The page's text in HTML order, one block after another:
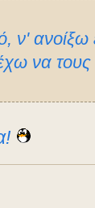
ανοίξω
να